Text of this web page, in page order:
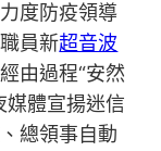
度防疫領導
員新超音波
由過程“安然
媒體宣揚迷信
總領事自動